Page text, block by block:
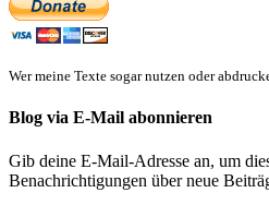
Wer meine Texte sogar nutzen oder
Blog via E-Mail abonnieren
Gib deine E-Mail-Adresse an, um
Benachrichtigungen über neue